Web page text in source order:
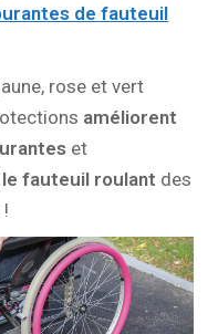
de fauteuil
rose et vert
améliorent
et
fauteuil roulant des